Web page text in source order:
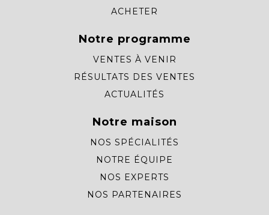
ACHETER
Notre programme
VENTES À VENIR
RÉSULTATS DES VENTES
ACTUALITÉS
Notre maison
NOS SPÉCIALITÉS
NOTRE ÉQUIPE
NOS EXPERTS
NOS PARTENAIRES